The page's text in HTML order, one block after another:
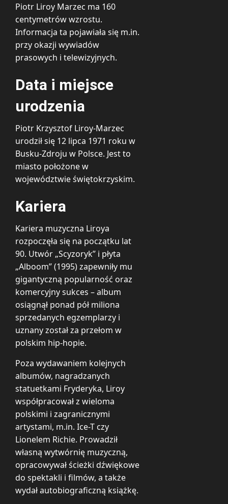
Piotr Liroy Marzec ma 160
centymetrów wzrostu.
Informacja ta pojawiała się m.in.
przy okazji wywiadów
prasowych i telewizyjnych.
Data i miejsce
urodzenia
Piotr Krzysztof Liroy-Marzec
urodził się 12 lipca 1971 roku w
Busku-Zdroju w Polsce. Jest to
miasto położone w
województwie świętokrzyskim.
Kariera
Kariera muzyczna Liroya
rozpoczęła się na początku lat
90. Utwór „Scyzoryk” i płyta
„Alboom” (1995) zapewniły mu
gigantyczną popularność oraz
komercyjny sukces – album
osiągnął ponad pół miliona
sprzedanych egzemplarzy i
uznany został za przełom w
polskim hip-hopie.
Poza wydawaniem kolejnych
albumów, nagradzanych
statuetkami Fryderyka, Liroy
współpracował z wieloma
polskimi i zagranicznymi
artystami, m.in. Ice-T czy
Lionelem Richie. Prowadził
własną wytwórnię muzyczną,
opracowywał ścieżki dźwiękowe
do spektakli i filmów, a także
wydał autobiograficzną książkę.